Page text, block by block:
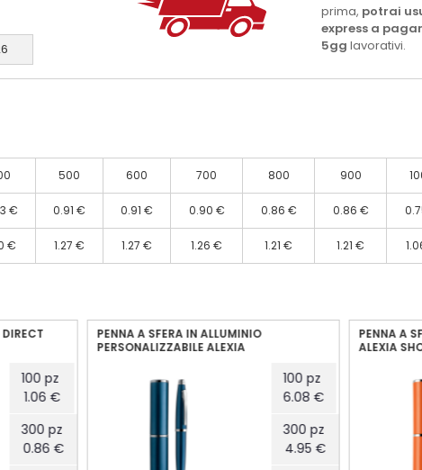
prima, potrai
express a
5gg lavorativi.
500 600 700 800 900
€ 0.91 € 0.91 € 0.90 € 0.86 € 0.86 €
€ 1.27 € 1.27 € 1.26 € 1.21 € 1.21 €
100 pz
6.08 €
300 pz
4.95 €
PENNA A SFERA IN ALLUMINIO ELEGANTE
ALEXIA SHOCK
100 pz
6.08 €
300 pz
4.95 €
PENNA
CON